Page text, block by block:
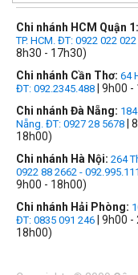
Chi nhánh HCM Quận 1:
TP. HCM. ĐT: 0922 022 022
8h30 - 17h30)
Chi nhánh Cần Thơ: 64
ĐT: 092.2345.488 | 9h00
Chi nhánh Đà Nẵng:
Nẵng. ĐT: 0927 28 5678 |
18h00)
Chi nhánh Hà Nội: 264
0922 88 2662 -
9h00 - 18h00)
Chi nhánh Hải Phòng:
ĐT: 0835 091 246 | 9h00
18h00)